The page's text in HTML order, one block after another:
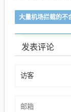
发表评论